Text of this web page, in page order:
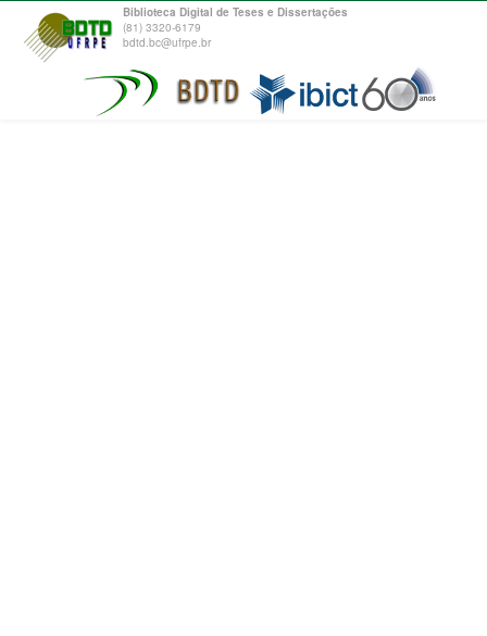
Biblioteca Digital de Teses e Dissertações
(81) 3320-6179
bdtd.bc@ufrpe.br